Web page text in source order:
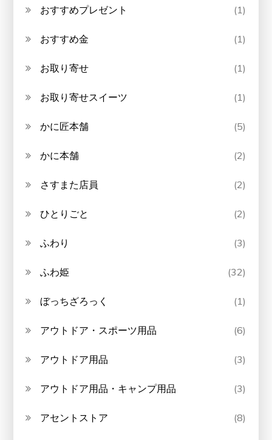
おすすめプレゼント (1)
おすすめ金 (1)
お取り寄せ (1)
お取り寄せスイーツ (1)
かに匠本舗 (5)
かに本舗 (2)
さすまた店員 (2)
ひとりごと (2)
ふわり (3)
ふわ姫 (32)
ぼっちざろっく (1)
アウトドア・スポーツ用品 (6)
アウトドア用品 (3)
アウトドア用品・キャンプ用品 (3)
アセントストア (8)